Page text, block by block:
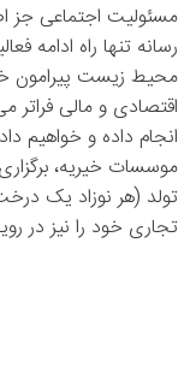
مسئولیت اجتماعی جز
رسانه تنها راه ادامه
محیط زیست پیرامون
اقتصادی و مالی فراتر
انجام داده و خواهیم
موسسات خیریه،
تولد (هر نوزاد یک
تجاری خود را نیز در